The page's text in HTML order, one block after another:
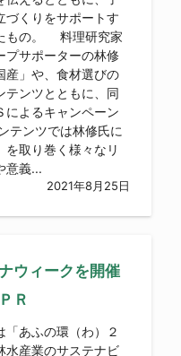
づくりをサポートす
もの。 料理研究家
プサポーターの林修
産」や、食材選びの
テンツとともに、同
によるキャンペーン
ンツでは林修氏に
を取り巻く様々なリ
意義...
2021年8月25日
ウィークを開催
Ｒ
あふの環（わ）２
水産業のサステナビ